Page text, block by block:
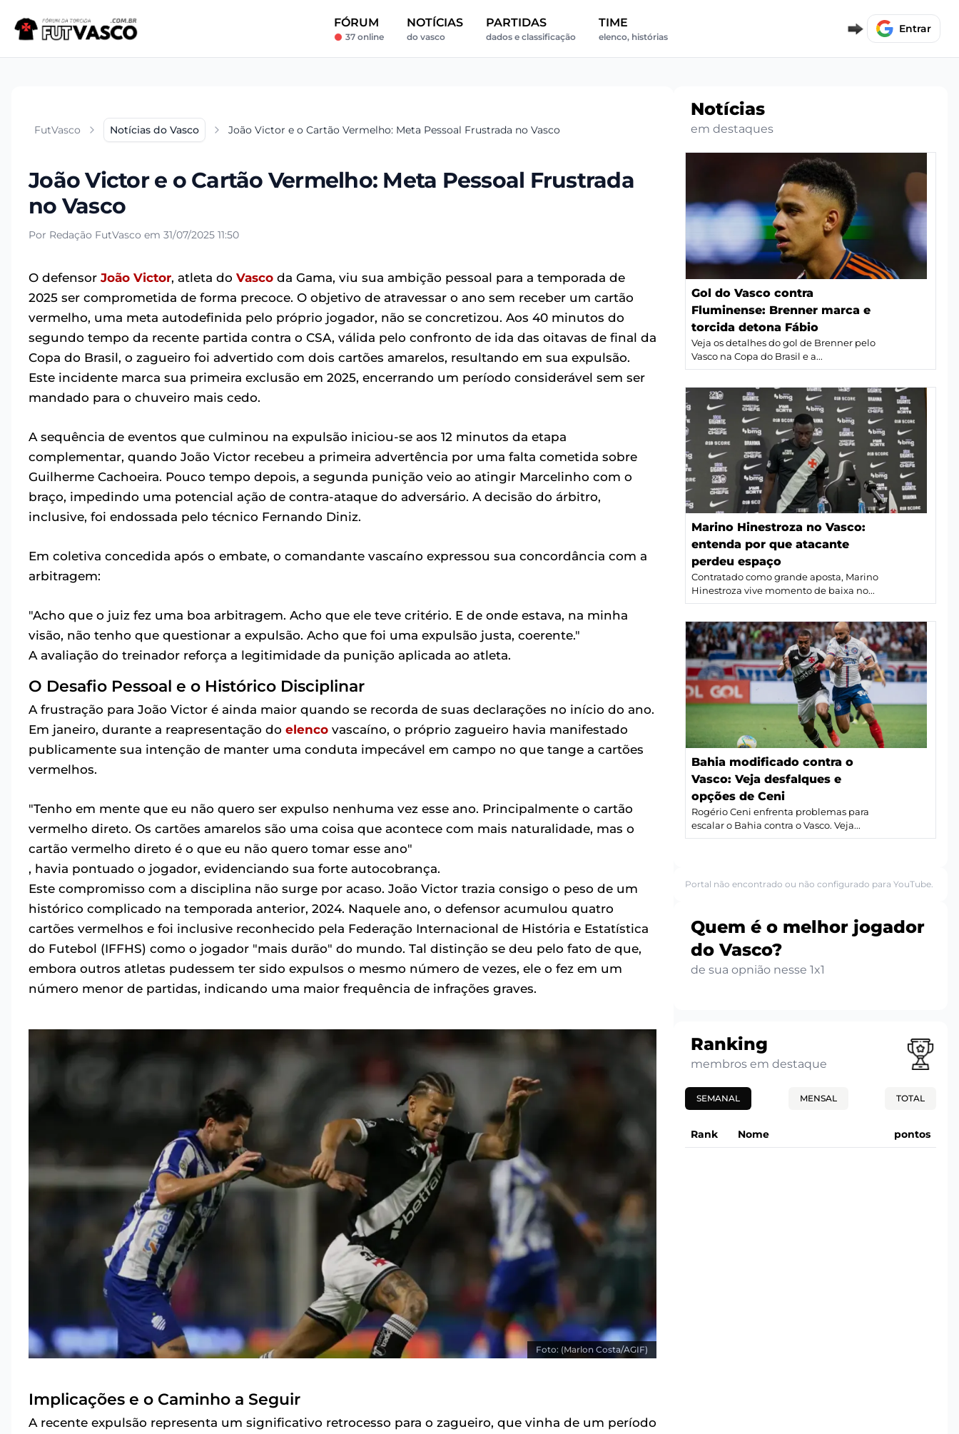
FÓRUM
37 online
NOTÍCIAS
do vasco
PARTIDAS
dados e classificação
TIME
elenco, histórias
Entrar
FutVasco Notícias do Vasco João Victor e o Cartão Vermelho: Meta Pessoal Frustrada no Vasco
João Victor e o Cartão Vermelho: Meta Pessoal Frustrada
no Vasco
Por Redação FutVasco em 31/07/2025 11:50
O defensor João Victor, atleta do Vasco da Gama, viu sua ambição pessoal para a temporada de
2025 ser comprometida de forma precoce. O objetivo de atravessar o ano sem receber um cartão
vermelho, uma meta autodefinida pelo próprio jogador, não se concretizou. Aos 40 minutos do
segundo tempo da recente partida contra o CSA, válida pelo confronto de ida das oitavas de final da
Copa do Brasil, o zagueiro foi advertido com dois cartões amarelos, resultando em sua expulsão.
Este incidente marca sua primeira exclusão em 2025, encerrando um período considerável sem ser
mandado para o chuveiro mais cedo.
A sequência de eventos que culminou na expulsão iniciou-se aos 12 minutos da etapa
complementar, quando João Victor recebeu a primeira advertência por uma falta cometida sobre
Guilherme Cachoeira. Pouco tempo depois, a segunda punição veio ao atingir Marcelinho com o
braço, impedindo uma potencial ação de contra-ataque do adversário. A decisão do árbitro,
inclusive, foi endossada pelo técnico Fernando Diniz.
Em coletiva concedida após o embate, o comandante vascaíno expressou sua concordância com a
arbitragem:
"Acho que o juiz fez uma boa arbitragem. Acho que ele teve critério. E de onde estava, na minha
visão, não tenho que questionar a expulsão. Acho que foi uma expulsão justa, coerente."
A avaliação do treinador reforça a legitimidade da punição aplicada ao atleta.
O Desafio Pessoal e o Histórico Disciplinar
A frustração para João Victor é ainda maior quando se recorda de suas declarações no início do ano.
Em janeiro, durante a reapresentação do elenco vascaíno, o próprio zagueiro havia manifestado
publicamente sua intenção de manter uma conduta impecável em campo no que tange a cartões
vermelhos.
"Tenho em mente que eu não quero ser expulso nenhuma vez esse ano. Principalmente o cartão
vermelho direto. Os cartões amarelos são uma coisa que acontece com mais naturalidade, mas o
cartão vermelho direto é o que eu não quero tomar esse ano"
, havia pontuado o jogador, evidenciando sua forte autocobrança.
Este compromisso com a disciplina não surge por acaso. João Victor trazia consigo o peso de um
histórico complicado na temporada anterior, 2024. Naquele ano, o defensor acumulou quatro
cartões vermelhos e foi inclusive reconhecido pela Federação Internacional de História e Estatística
do Futebol (IFFHS) como o jogador "mais durão" do mundo. Tal distinção se deu pelo fato de que,
embora outros atletas pudessem ter sido expulsos o mesmo número de vezes, ele o fez em um
número menor de partidas, indicando uma maior frequência de infrações graves.
Foto: (Marlon Costa/AGIF)
Implicações e o Caminho a Seguir
A recente expulsão representa um significativo retrocesso para o zagueiro, que vinha de um período
Notícias
em destaques
Gol do Vasco contra
Fluminense: Brenner marca e
torcida detona Fábio
Veja os detalhes do gol de Brenner pelo
Vasco na Copa do Brasil e a...
Marino Hinestroza no Vasco:
entenda por que atacante
perdeu espaço
Contratado como grande aposta, Marino
Hinestroza vive momento de baixa no...
Bahia modificado contra o
Vasco: Veja desfalques e
opções de Ceni
Rogério Ceni enfrenta problemas para
escalar o Bahia contra o Vasco. Veja...
Portal não encontrado ou não configurado para YouTube.
Quem é o melhor jogador
do Vasco?
de sua opnião nesse 1x1
Ranking
membros em destaque
SEMANAL MENSAL TOTAL
Rank Nome pontos